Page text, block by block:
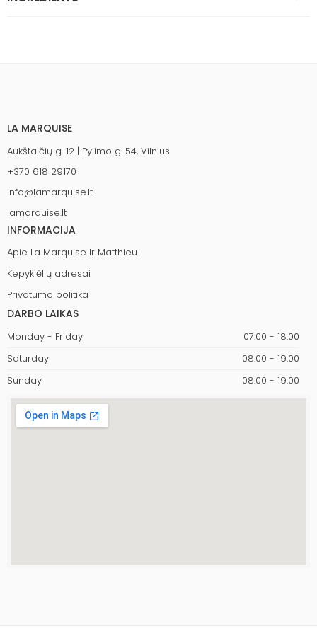
LA MARQUISE
Aukštaičių g. 12 | Pylimo g. 54, Vilnius
+370 618 29170
info@lamarquise.lt
lamarquise.lt
INFORMACIJA
Apie La Marquise Ir Matthieu
Kepyklėlių adresai
Privatumo politika
DARBO LAIKAS
Monday - Friday
07:00 - 18:00
Saturday
08:00 - 19:00
Sunday
08:00 - 19:00